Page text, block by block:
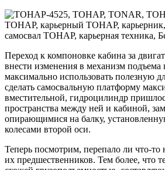
Переход к компоновке кабина за
внести изменения в механизм подъема
максимально использовать полезную
сделать самосвальную платформу
вместительной, гидроцилиндр
пространства между ней и кабиной,
опирающимися на балку,
колесами второй оси.
Теперь посмотрим, перепало ли что-
их предшественников. Тем более, что